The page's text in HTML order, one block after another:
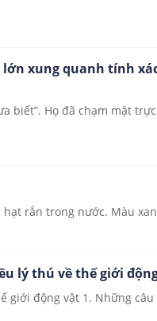
xung quanh tính
biết”. Họ đã chạm mặt
rắn trong nước. Màu
lý thú về thế giới
động vật 1. Những câu